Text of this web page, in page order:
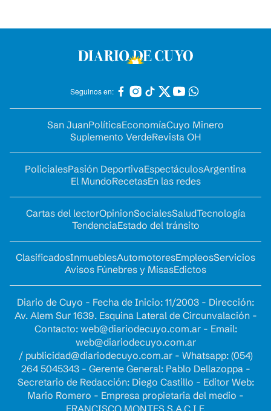
Seguinos en:
San JuanPolíticaEconomíaCuyo Minero
Suplemento VerdeRevista OH
PolicialesPasión DeportivaEspectáculosArgentina
El MundoRecetasEn las redes
Cartas del lectorOpinionSocialesSaludTecnología
TendenciaEstado del tránsito
ClasificadosInmueblesAutomotoresEmpleosServicios
Avisos Fúnebres y MisasEdictos
Diario de Cuyo - Fecha de Inicio: 11/2003 - Dirección:
Av. Alem Sur 1639. Esquina Lateral de Circunvalación -
Contacto: web@diariodecuyo.com.ar- Email:
web@diariodecuyo.com.ar
/ publicidad@diariodecuyo.com.ar- Whatsapp: (054)
264 5045343 - Gerente General: Pablo Dellazoppa -
Secretario de Redacción: Diego Castillo - Editor Web:
Mario Romero - Empresa propietaria del medio -
FRANCISCO MONTES S.A.C.I.F.